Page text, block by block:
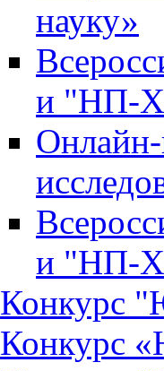
науку»
и "НП-
и "НП-
Конкурс
Конкурс